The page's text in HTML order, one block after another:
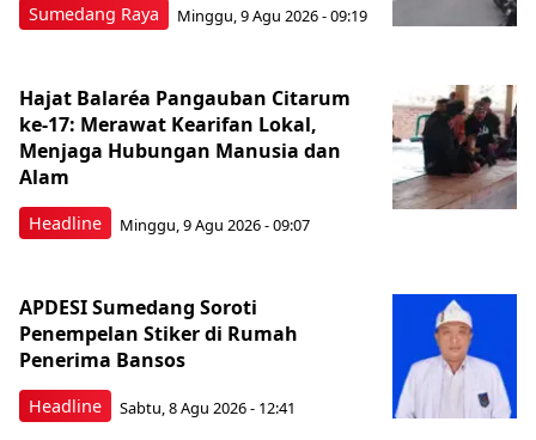
Sumedang Raya Minggu, 9 Agu 2026 - 09:19
Headline
Hajat Balaréa Pangauban Citarum
ke-17: Merawat Kearifan Lokal,
Menjaga Hubungan Manusia dan
Alam
Minggu, 9 Agu 2026 - 09:07
Headline
APDESI Sumedang Soroti
Penempelan Stiker di Rumah
Penerima Bansos
Sabtu, 8 Agu 2026 - 12:41